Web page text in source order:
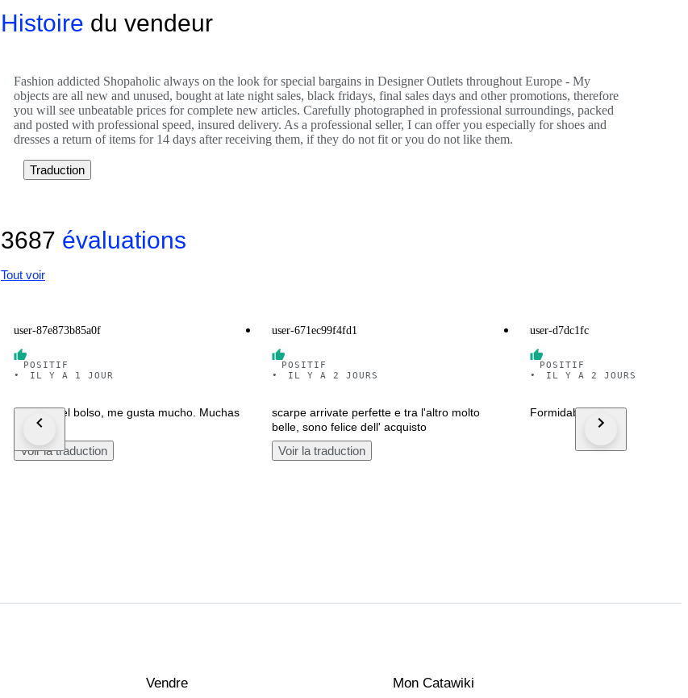
Histoire du vendeur
Fashion addicted Shopaholic always on the look for special bargains in Designer Outlets throughout Europe - My
objects are all new and unused, bought at late night sales, black fridays, final sales days and other promotions, therefore
you will see unbeatable prices for complete new articles. Carefully photographed in professional surroundings, packed
and posted with professional speed, insured delivery. As a professional seller, I can offer you especially for shoes and
dresses a return of items for 14 days after receiving them, if they do not fit or you do not like them.
Traduction
3687 évaluations
Tout voir
user-87e873b85a0f
POSITIF
•
IL Y A 1 JOUR
Precioso el bolso, me gusta mucho. Muchas
gracias.
Voir la traduction
user-671ec99f4fd1
POSITIF
•
IL Y A 2 JOURS
scarpe arrivate perfette e tra l'altro molto
belle, sono felice dell' acquisto
Voir la traduction
user-d7dc1fc
POSITIF
•
IL Y A 2 JOURS
Formidable merci
Vendre Mon Catawiki